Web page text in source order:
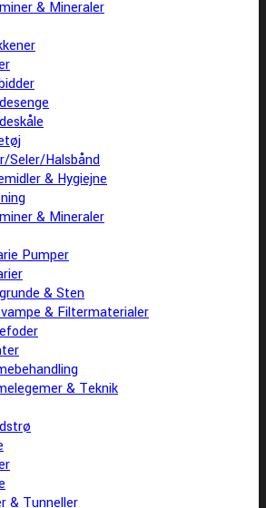
& Mineraler
Seler/Halsbånd
& Hygiejne
& Mineraler
Pumper
& Sten
& Filtermaterialer
& Teknik
& Tunneller